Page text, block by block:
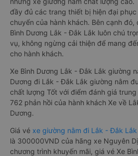
đầy đủ các trang thiết bị hiện đại
chuyển của hành khách. Bên cạnh đó,
Bình Dương Lắk - Đắk Lắk luôn chú
vụ, không ngừng cải thiện để mang
cho hành khách.
Xe Bình Dương Lắk - Đắk Lắk giường
Dương đi Lắk - Đắk Lắk giường nằm
chất lượng Tốt với điểm đánh giá
762 phản hồi của hành khách Xe về
Dương.
Giá vé xe giường nằm đi Lắk - Đắk
là 300000VND của hãng xe Nguyên
chương trình khuyến mãi, giá vé Xe